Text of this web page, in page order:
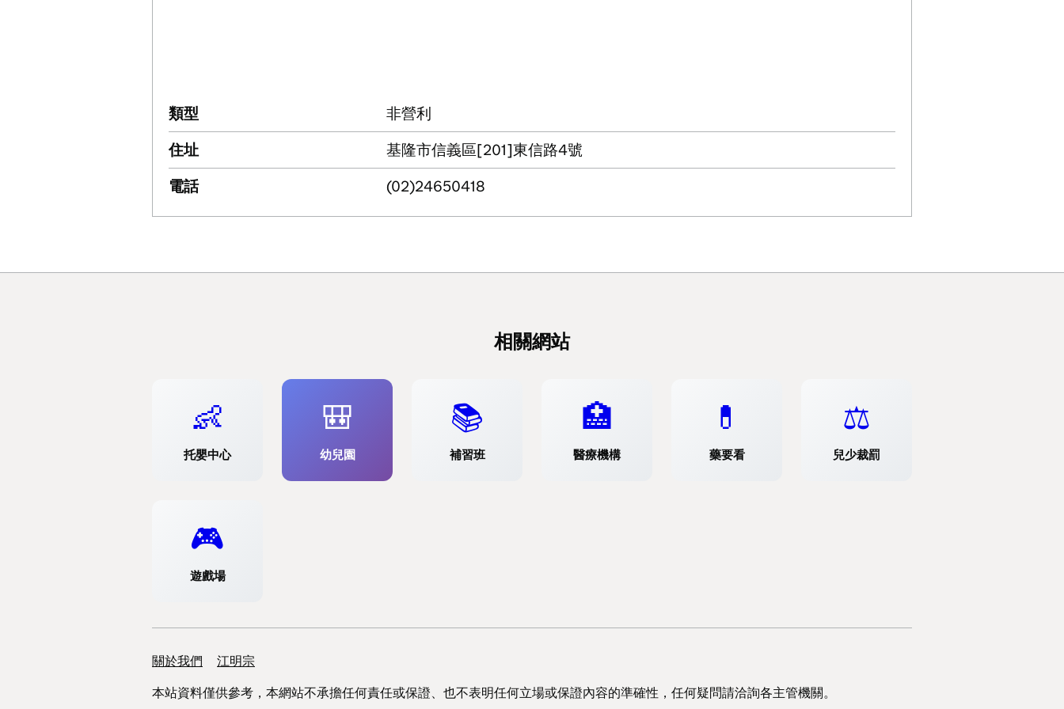
類型
非營利
住址
基隆市信義區[201]東信路4號
電話
(02)24650418
相關網站
👶
托嬰中心
🎒
幼兒園
📚
補習班
🏥
醫療機構
💊
藥要看
⚖️
兒少裁罰
🎮
遊戲場
支援連結
關於我們 江明宗
本站資料僅供參考，本網站不承擔任何責任或保證、也不表明任何立場或保證內容的準確性，任何疑問請洽詢各主管機關。